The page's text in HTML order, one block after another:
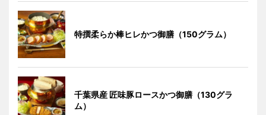
特撰柔らか棒ヒレかつ御膳（150グラム）
千葉県産 匠味豚ロースかつ御膳（130グラ
ム）